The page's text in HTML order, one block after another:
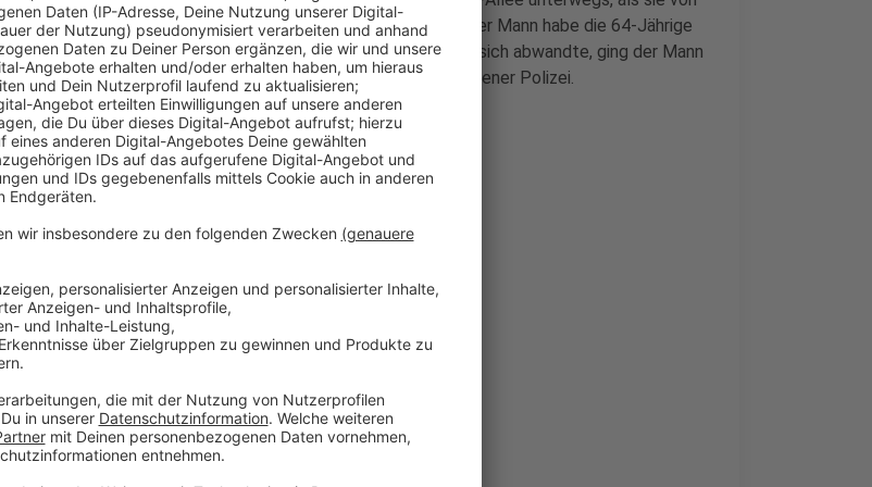
Unbekannten angesprochen wurde, berichtet die Polizei. Der Mann habe die 64-Jährige
mehrfach auf schamverletzende Weise berührt. Erst als sie sich abwandte, ging der Mann
Dagobertstraße weg. Zeugen melden sich bei der Hildener Polizei.
Polizei liegt folgende Personenbeschreibung des Täters vor:
40 bis 45 Jahre alt
Erscheinungsbild
Statur
mit einem dunklen, karierten Hemd und einer dunklen